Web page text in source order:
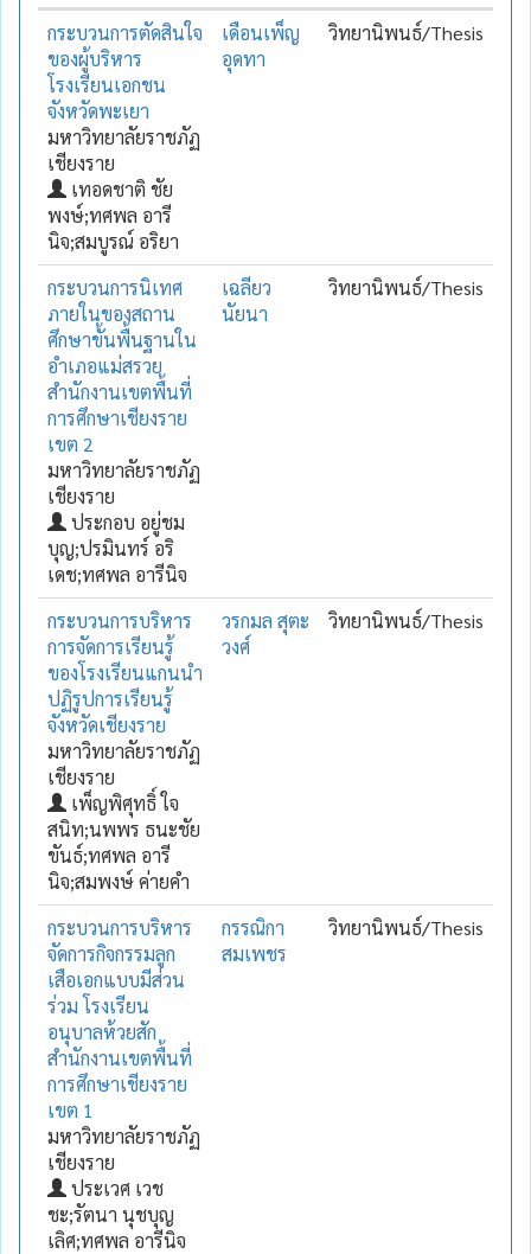
กระบวนการตัดสินใจ
ของผู้บริหาร
โรงเรียนเอกชน
จังหวัดพะเยา
มหาวิทยาลัยราชภัฏ
เชียงราย
เทอดชาติ ชัย
พงษ์;ทศพล อารี
นิจ;สมบูรณ์ อริยา
เดือนเพ็ญ
อุดทา
วิทยานิพนธ์/Thesis
กระบวนการนิเทศ
ภายในของสถาน
ศึกษาขั้นพื้นฐานใน
อำเภอแม่สรวย
สำนักงานเขตพื้นที่
การศึกษาเชียงราย
เขต 2
มหาวิทยาลัยราชภัฏ
เชียงราย
ประกอบ อยู่ชม
บุญ;ปรมินทร์ อริ
เดช;ทศพล อารีนิจ
เฉลียว
นัยนา
วิทยานิพนธ์/Thesis
กระบวนการบริหาร
การจัดการเรียนรู้
ของโรงเรียนแกนนำ
ปฏิรูปการเรียนรู้
จังหวัดเชียงราย
มหาวิทยาลัยราชภัฏ
เชียงราย
เพ็ญพิศุทธิ์ ใจ
สนิท;นพพร ธนะชัย
ขันธ์;ทศพล อารี
นิจ;สมพงษ์ ค่ายคำ
วรกมล สุตะ
วงศ์
วิทยานิพนธ์/Thesis
กระบวนการบริหาร
จัดการกิจกรรมลูก
เสือเอกแบบมีส่วน
ร่วม โรงเรียน
อนุบาลห้วยสัก
สำนักงานเขตพื้นที่
การศึกษาเชียงราย
เขต 1
มหาวิทยาลัยราชภัฏ
เชียงราย
ประเวศ เวช
ชะ;รัตนา นุชบุญ
เลิศ;ทศพล อารีนิจ
กรรณิกา
สมเพชร
วิทยานิพนธ์/Thesis